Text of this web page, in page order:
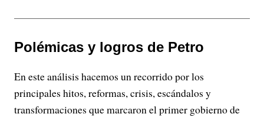
Polémicas y logros de Petro
En este análisis hacemos un recorrido por los
principales hitos, reformas, crisis, escándalos y
transformaciones que marcaron el primer gobierno de